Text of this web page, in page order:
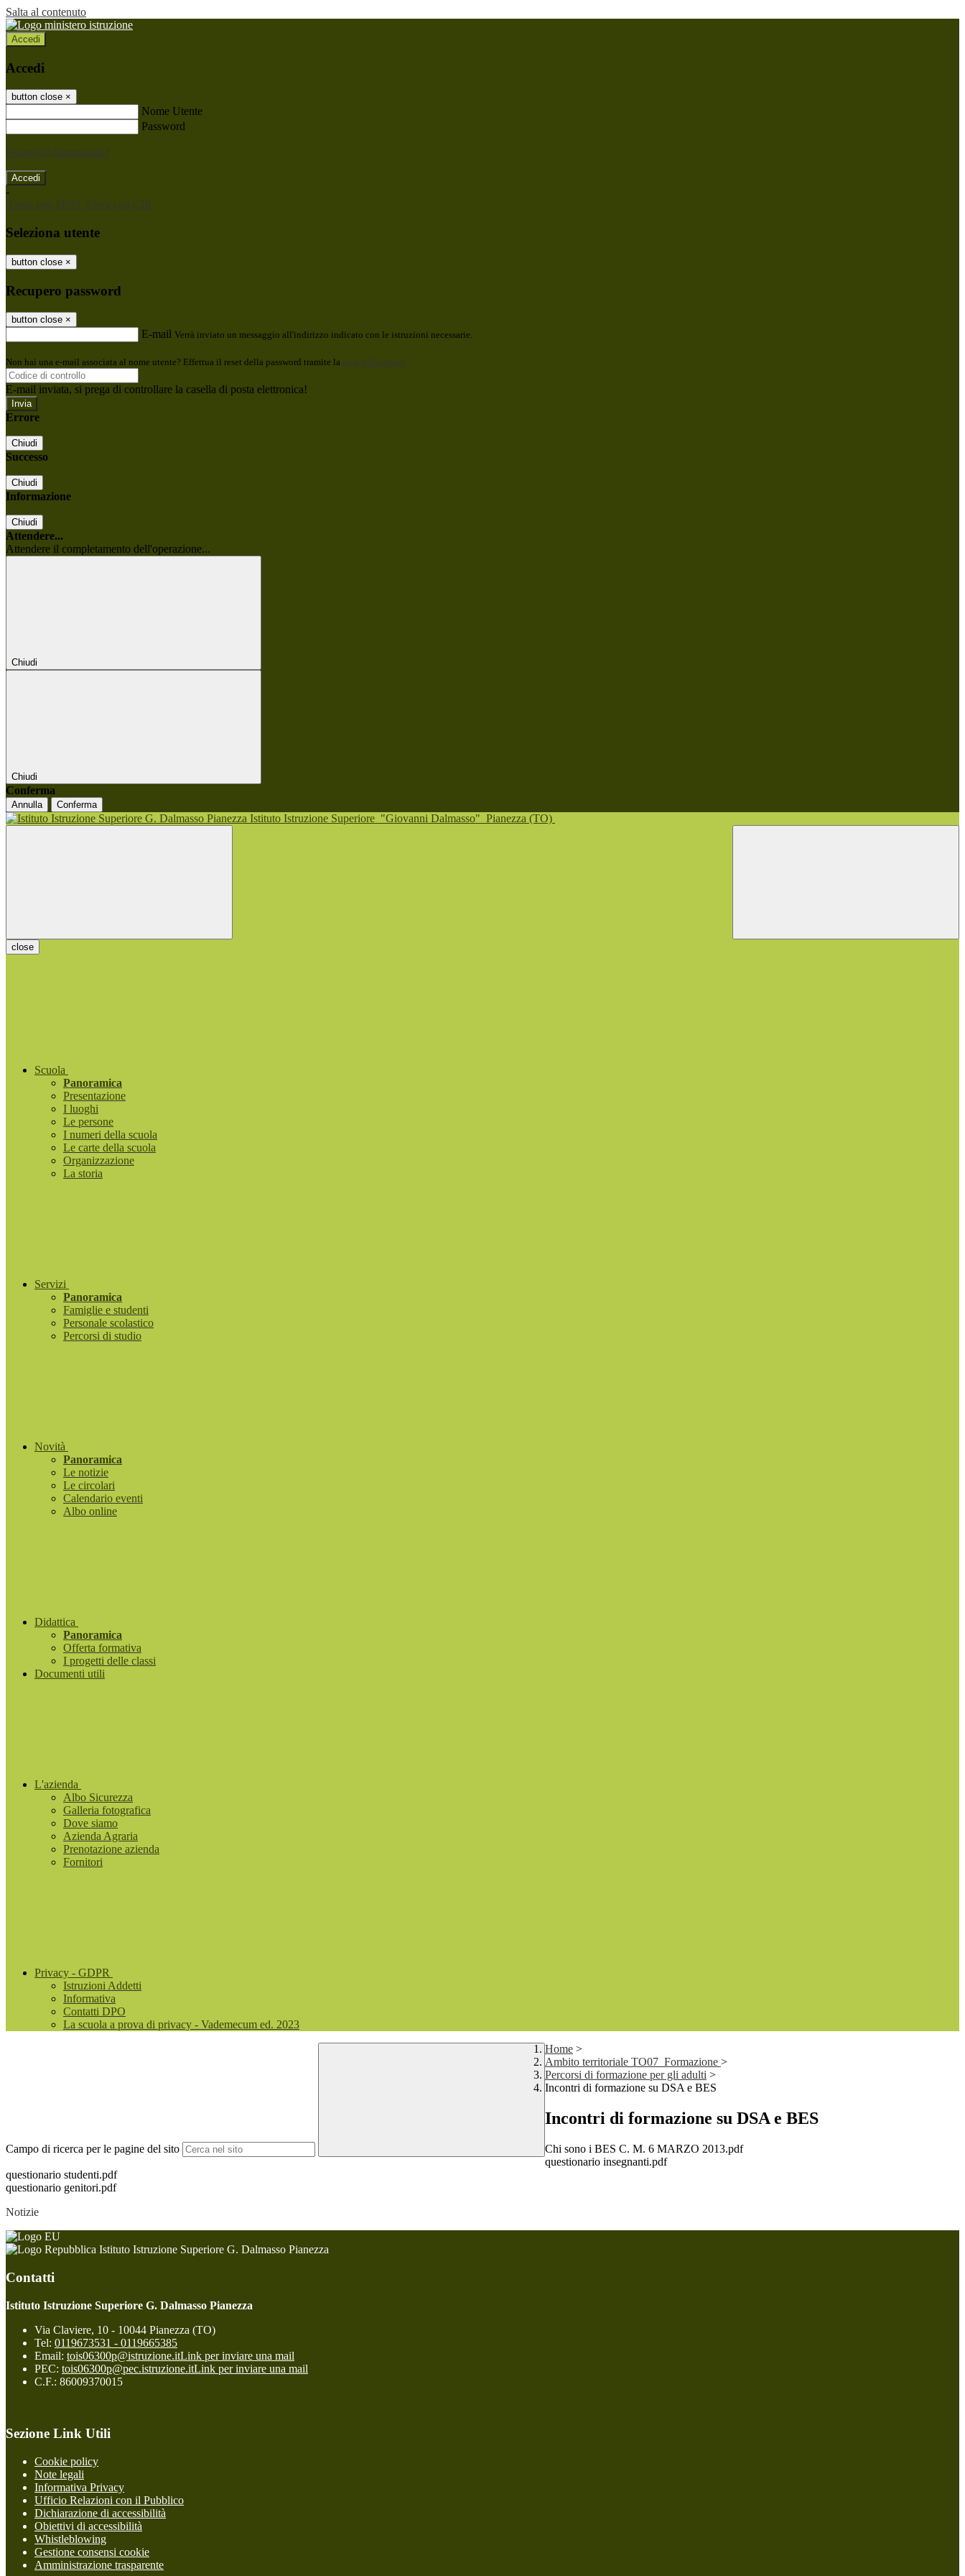
Salta al contenuto
Accedi
Accedi
button close ×
Nome Utente
Password
Password dimenticata?
-
Entra con SPID Entra con CIE
Seleziona utente
button close ×
Recupero password
button close ×
E-mail Verrà inviato un messaggio all'indirizzo indicato con le istruzioni necessarie.
Non hai una e-mail associata al nome utente? Effettua il reset della password tramite la Login Spaggiari
E-mail inviata, si prega di controllare la casella di posta elettronica!
Errore
Chiudi
Successo
Chiudi
Informazione
Chiudi
Attendere...
Attendere il completamento dell'operazione...
Chiudi
Chiudi
Conferma
Annulla Conferma
Istituto Istruzione Superiore "Giovanni Dalmasso" Pianezza (TO)
close
Scuola
Panoramica
Presentazione
I luoghi
Le persone
I numeri della scuola
Le carte della scuola
Organizzazione
La storia
Servizi
Panoramica
Famiglie e studenti
Personale scolastico
Percorsi di studio
Novità
Panoramica
Le notizie
Le circolari
Calendario eventi
Albo online
Didattica
Panoramica
Offerta formativa
I progetti delle classi
Documenti utili
L'azienda
Albo Sicurezza
Galleria fotografica
Dove siamo
Azienda Agraria
Prenotazione azienda
Fornitori
Privacy - GDPR
Istruzioni Addetti
Informativa
Contatti DPO
La scuola a prova di privacy - Vademecum ed. 2023
Campo di ricerca per le pagine del sito
Home >
Ambito territoriale TO07_Formazione >
Percorsi di formazione per gli adulti >
Incontri di formazione su DSA e BES
Incontri di formazione su DSA e BES
Chi sono i BES C. M. 6 MARZO 2013.pdf
questionario insegnanti.pdf
questionario studenti.pdf
questionario genitori.pdf
Notizie
Istituto Istruzione Superiore G. Dalmasso Pianezza
Contatti
Istituto Istruzione Superiore G. Dalmasso Pianezza
Via Claviere, 10 - 10044 Pianezza (TO)
Tel: 0119673531 - 0119665385
Email: tois06300p@istruzione.itLink per inviare una mail
PEC: tois06300p@pec.istruzione.itLink per inviare una mail
C.F.: 86009370015
Sezione Link Utili
Cookie policy
Note legali
Informativa Privacy
Ufficio Relazioni con il Pubblico
Dichiarazione di accessibilità
Obiettivi di accessibilità
Whistleblowing
Gestione consensi cookie
Amministrazione trasparente